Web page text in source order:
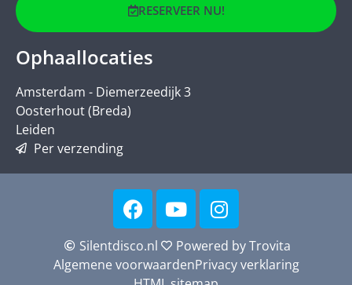
RESERVEER NU!
Ophaallocaties
Amsterdam - Diemerzeedijk 3
Oosterhout (Breda)
Leiden
Per verzending
Silentdisco.nl
Powered by Trovita
Algemene voorwaardenPrivacy verklaring